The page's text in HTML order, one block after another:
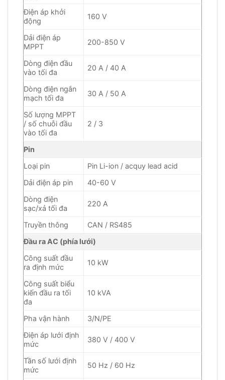
Điện áp khởi
động
160 V
Dải điện áp
MPPT
200-850 V
Dòng điện đầu
vào tối đa
20 A / 40 A
Dòng điện ngắn
mạch tối đa
30 A / 50 A
Số lượng MPPT
/ số chuỗi đầu
vào tối đa
2 / 3
Pin
Loại pin
Pin Li-ion / acquy lead acid
Dải điện áp pin
40-60 V
Dòng điện
sạc/xả tối đa
220 A
Truyền thông
CAN / RS485
Đầu ra AC (phía lưới)
Công suất đầu
ra định mức
10 kW
Công suất biểu
kiến đầu ra tối
đa
10 kVA
Pha vận hành
3/N/PE
Điện áp lưới định
mức
380 V / 400 V
Tần số lưới định
mức
50 Hz / 60 Hz